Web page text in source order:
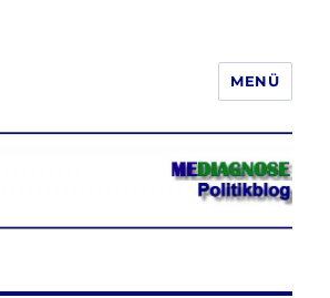
das Recht, seine
Wort, Schrift und Bild
und zu verbreiten
MENÜ